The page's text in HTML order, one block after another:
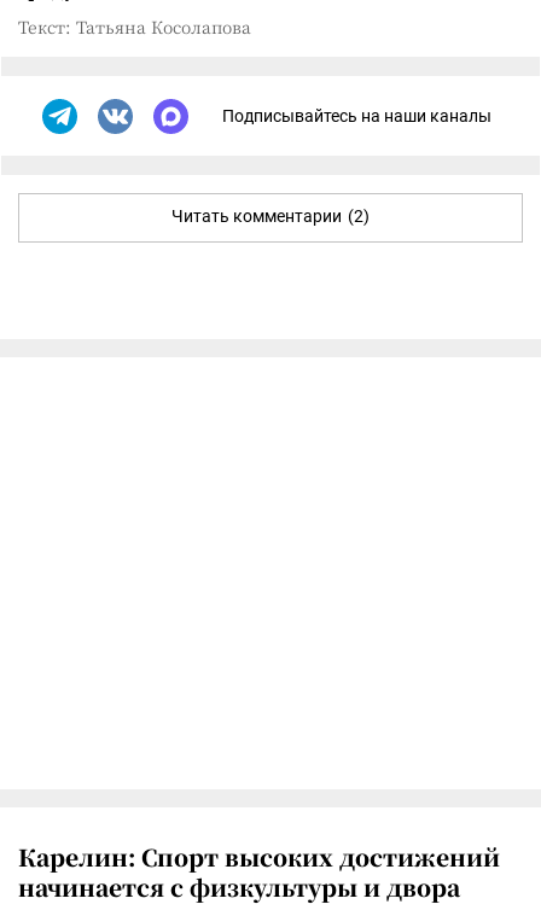
Текст: Татьяна Косолапова
Подписывайтесь на наши каналы
Читать комментарии (2)
Карелин: Спорт высоких достижений
начинается с физкультуры и двора